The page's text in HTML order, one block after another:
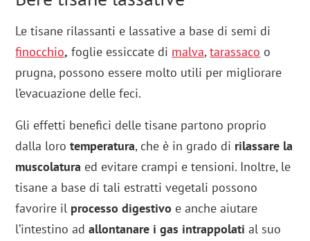
Le tisane rilassanti e lassative a base di semi di
finocchio, foglie essiccate di malva,tarassaco o
prugna, possono essere molto utili per migliorare
l’evacuazione delle feci.
Gli effetti benefici delle tisane partono proprio
dalla lorotemperatura, che è in grado di rilassare la
muscolatura ed evitare crampi e tensioni. Inoltre, le
tisane a base di tali estratti vegetali possono
favorire il processo digestivo e anche aiutare
l’intestino adallontanare i gas intrappolati al suo